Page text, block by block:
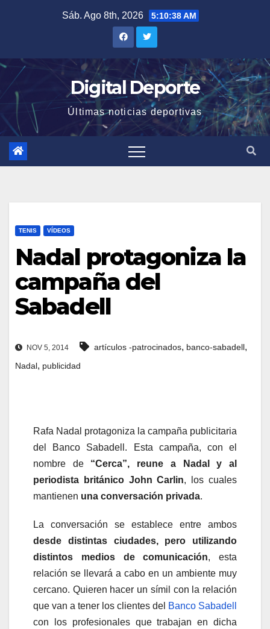
Sáb. Ago 8th, 2026 5:10:38 AM
Digital Deporte
Últimas noticias deportivas
TENIS VÍDEOS
Nadal protagoniza la
campaña del
Sabadell
NOV 5, 2014 artículos -patrocinados, banco-sabadell,
Nadal, publicidad
Rafa Nadal protagoniza la campaña publicitaria
del Banco Sabadell. Esta campaña, con el
nombre de “Cerca”, reune a Nadal y al
periodista británico John Carlin, los cuales
mantienen una conversación privada.
La conversación se establece entre ambos
desde distintas ciudades, pero utilizando
distintos medios de comunicación, esta
relación se llevará a cabo en un ambiente muy
cercano. Quieren hacer un símil con la relación
que van a tener los clientes del Banco Sabadell
con los profesionales que trabajan en dicha